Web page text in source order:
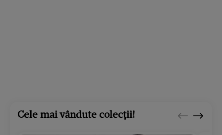
Cele mai vândute colecții!